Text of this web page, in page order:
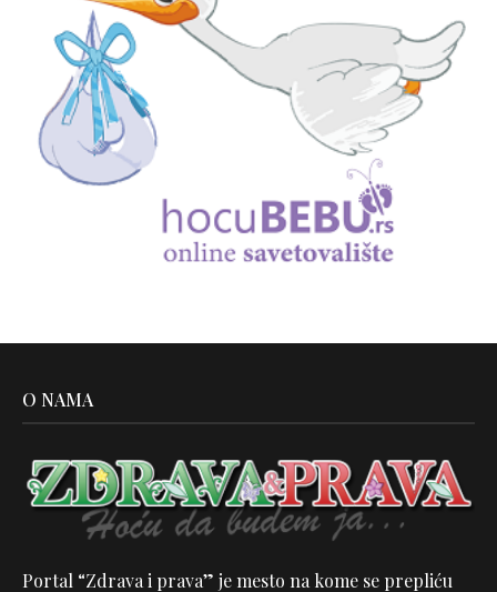
O NAMA
Portal “Zdrava i prava” je mesto na kome se prepliću